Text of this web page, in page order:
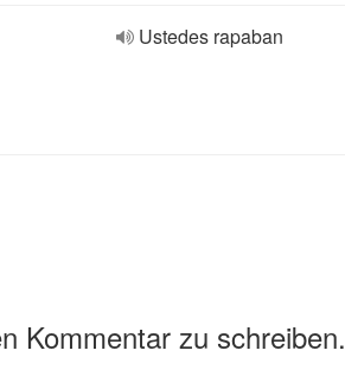
Ustedes rapaban
Kommentar zu schreiben.